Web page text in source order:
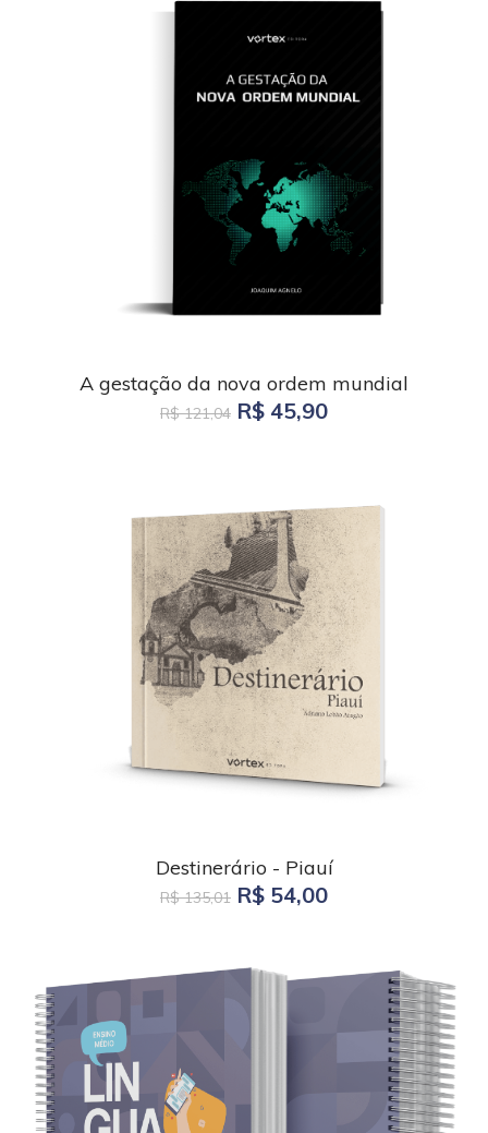
A gestação da nova ordem mundial
R$ 121,04 R$ 45,90
Destinerário - Piauí
R$ 135,01 R$ 54,00